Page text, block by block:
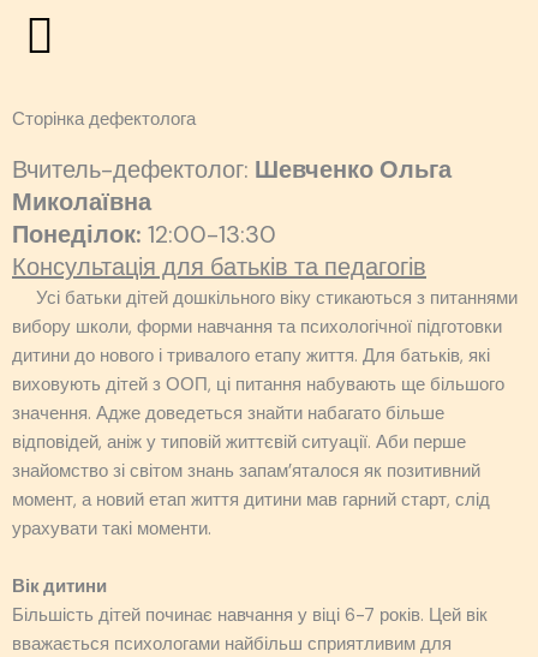
Перейти
Сторінка дефектолога
Вчитель-дефектолог: Шевченко Ольга
Миколаївна
Понеділок: 12:00-13:30
Консультація для батьків та педагогів
Усі батьки дітей дошкільного віку стикаються з питаннями
вибору школи, форми навчання та психологічної підготовки
дитини до нового і тривалого етапу життя. Для батьків, які
виховують дітей з ООП, ці питання набувають ще більшого
значення. Адже доведеться знайти набагато більше
відповідей, аніж у типовій життєвій ситуації. Аби перше
знайомство зі світом знань запам’яталося як позитивний
момент, а новий етап життя дитини мав гарний старт, слід
урахувати такі моменти.
Вік дитини
Більшість дітей починає навчання у віці 6-7 років. Цей вік
вважається психологами найбільш сприятливим для